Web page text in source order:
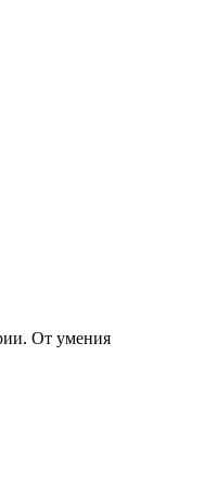
От умения